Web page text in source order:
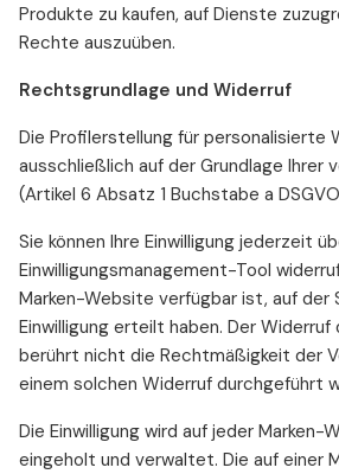
Produkte zu kaufen, auf Dienste
Rechte auszuüben.
Rechtsgrundlage und Widerruf
Die Profilerstellung für personalisierte
ausschließlich auf der Grundlage Ihrer
(Artikel 6 Absatz 1 Buchstabe a
Sie können Ihre Einwilligung jederzeit
Einwilligungsmanagement-Tool
Marken-Website verfügbar ist, auf der
Einwilligung erteilt haben. Der Widerruf
berührt nicht die Rechtmäßigkeit der
einem solchen Widerruf durchgeführt
Die Einwilligung wird auf jeder Marken-
eingeholt und verwaltet. Die auf einer